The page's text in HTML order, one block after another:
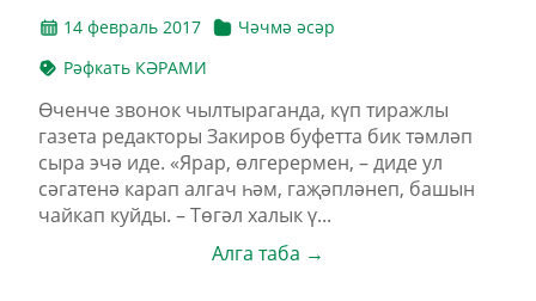
14 февраль 2017
Чәчмә әсәр
Рәфкать КӘРАМИ
Өченче звонок чылтыраганда, күп тиражлы
газета редакторы Закиров буфетта бик тәмләп
сыра эчә иде. «Ярар, өлгерермен, – диде ул
сәгатенә карап алгач һәм, гаҗәпләнеп, башын
чайкап куйды. – Төгәл халык ү...
Алга таба →